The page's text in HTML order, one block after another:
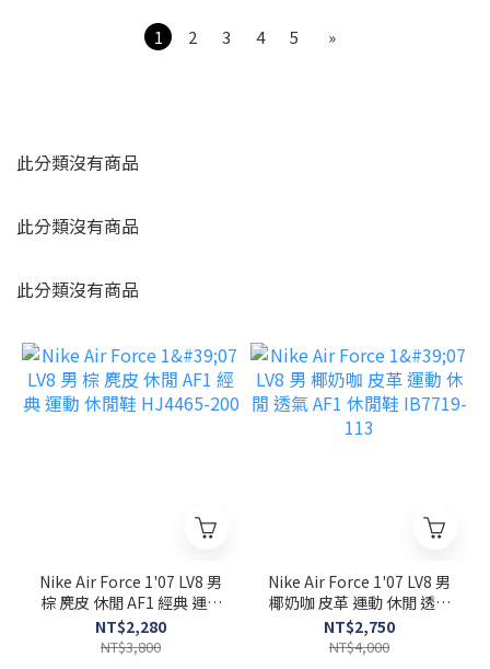
1 2 3 4 5 »
此分類沒有商品
此分類沒有商品
此分類沒有商品
Nike Air Force 1'07 LV8 男
棕 麂皮 休閒 AF1 經典 運動
休閒鞋 HJ4465-200
NT$2,280
NT$3,800
Nike Air Force 1'07 LV8 男
椰奶咖 皮革 運動 休閒 透氣
AF1 休閒鞋 IB7719-113
NT$2,750
NT$4,000